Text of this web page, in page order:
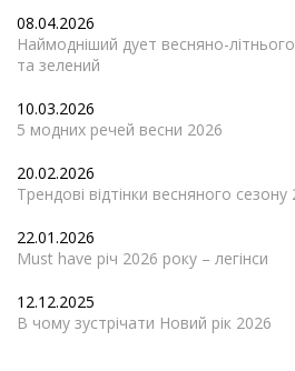
08.04.2026
Наймодніший дует весняно-
та зелений
10.03.2026
5 модних речей весни 2026
20.02.2026
Трендові відтінки весняного сезону
22.01.2026
Must have річ 2026 року – легінси
12.12.2025
В чому зустрічати Новий рік 2026